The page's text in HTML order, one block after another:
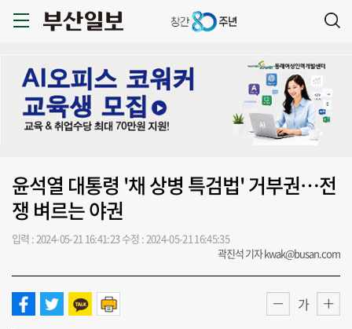
윤석열 대통령 '채 상병 특검법' 거부권…전
쟁 벼르는 야권
입력 : 2024-05-21 16:41:23수정 : 2024-05-21 16:45:35
곽진석 기자 kwak@busan.com
가